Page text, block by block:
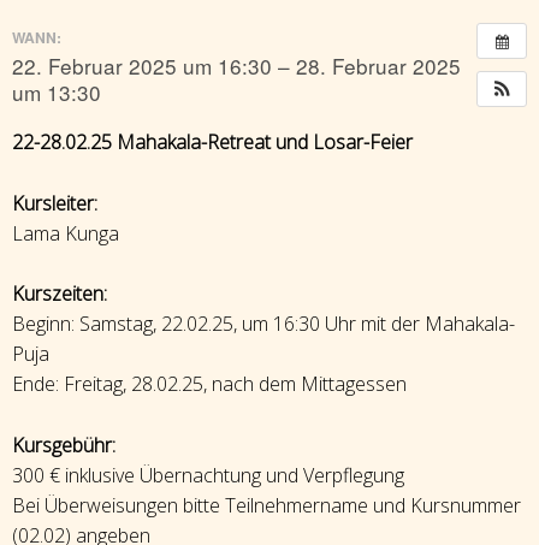
WANN:
22. Februar 2025 um 16:30 – 28. Februar 2025
um 13:30
22-28.02.25 Mahakala-Retreat und Losar-Feier
Kursleiter:
Lama Kunga
Kurszeiten:
Beginn: Samstag, 22.02.25, um 16:30 Uhr mit der Mahakala-
Puja
Ende: Freitag, 28.02.25, nach dem Mittagessen
Kursgebühr:
300 € inklusive Übernachtung und Verpflegung
Bei Überweisungen bitte Teilnehmername und Kursnummer
(02.02) angeben